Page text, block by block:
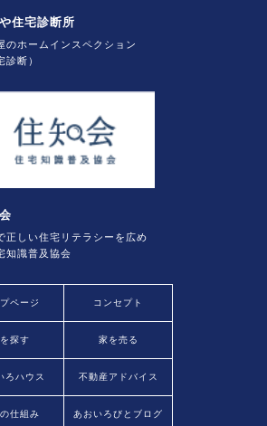
住宅診断所
のホームインスペクション
診断）
正しい住宅リテラシーを広め
知識普及協会
ページ コンセプト
探す 家を売る
ろハウス 不動産アドバイス
仕組み あおいろびとブログ